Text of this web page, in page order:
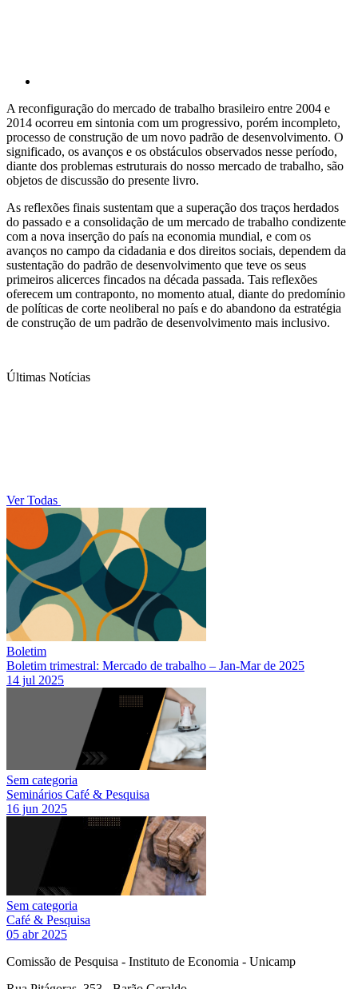
A reconfiguração do mercado de trabalho brasileiro entre 2004 e
2014 ocorreu em sintonia com um progressivo, porém incompleto,
processo de construção de um novo padrão de desenvolvimento. O
significado, os avanços e os obstáculos observados nesse período,
diante dos problemas estruturais do nosso mercado de trabalho, são
objetos de discussão do presente livro.
As reflexões finais sustentam que a superação dos traços herdados
do passado e a consolidação de um mercado de trabalho condizente
com a nova inserção do país na economia mundial, e com os
avanços no campo da cidadania e dos direitos sociais, dependem da
sustentação do padrão de desenvolvimento que teve os seus
primeiros alicerces fincados na década passada. Tais reflexões
oferecem um contraponto, no momento atual, diante do predomínio
de políticas de corte neoliberal no país e do abandono da estratégia
de construção de um padrão de desenvolvimento mais inclusivo.
Últimas Notícias
Ver Todas
Boletim
Boletim trimestral: Mercado de trabalho – Jan-Mar de 2025
14 jul 2025
Sem categoria
Seminários Café & Pesquisa
16 jun 2025
Sem categoria
Café & Pesquisa
05 abr 2025
Comissão de Pesquisa - Instituto de Economia - Unicamp